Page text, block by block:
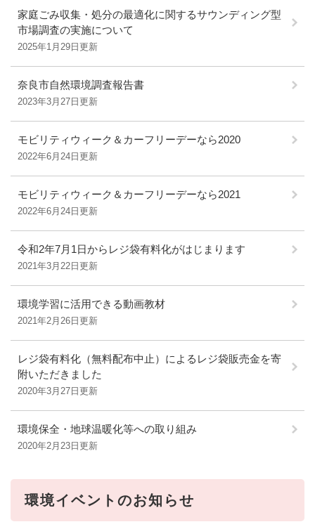
家庭ごみ収集・処分の最適化に関するサウンディング型
市場調査の実施について
2025年1月29日更新
奈良市自然環境調査報告書
2023年3月27日更新
モビリティウィーク＆カーフリーデーなら2020
2022年6月24日更新
モビリティウィーク＆カーフリーデーなら2021
2022年6月24日更新
令和2年7月1日からレジ袋有料化がはじまります
2021年3月22日更新
環境学習に活用できる動画教材
2021年2月26日更新
レジ袋有料化（無料配布中止）によるレジ袋販売金を寄
附いただきました
2020年3月27日更新
環境保全・地球温暖化等への取り組み
2020年2月23日更新
環境イベントのお知らせ